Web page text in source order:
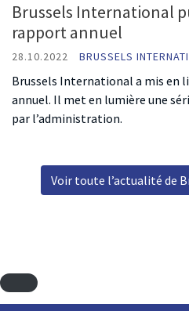
Brussels International
rapport annuel
28.10.2022 BRUSSELS
Brussels International a mis en
annuel. Il met en lumière une
par l’administration.
Voir toute l’actualité de